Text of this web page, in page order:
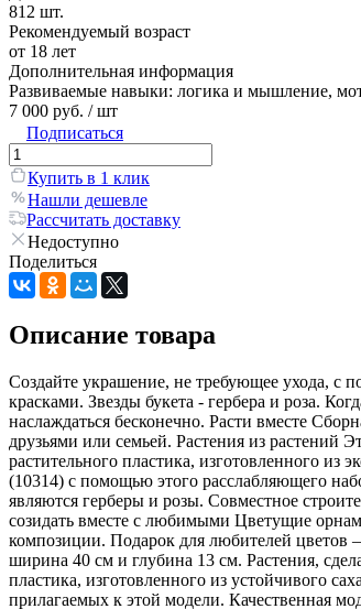
812 шт.
Рекомендуемый возраст
от 18 лет
Дополнительная информация
Развиваемые навыки: логика и мышление,
7 000 руб. / шт
Подписаться
Купить в 1 клик
Нашли дешевле
Рассчитать доставку
Недоступно
Поделиться
Описание товара
Создайте украшение, не требующее ухода, с
красками. Звезды букета - гербера и роза.
наслаждаться бесконечно. Расти вместе
друзьями или семьей. Растения из растений
растительного пластика, изготовленного из
(10314) с помощью этого расслабляющего
являются герберы и розы. Совместное
созидать вместе с любимыми Цветущие
композиции. Подарок для любителей цветов
ширина 40 см и глубина 13 см. Растения,
пластика, изготовленного из устойчивого
прилагаемых к этой модели. Качественная